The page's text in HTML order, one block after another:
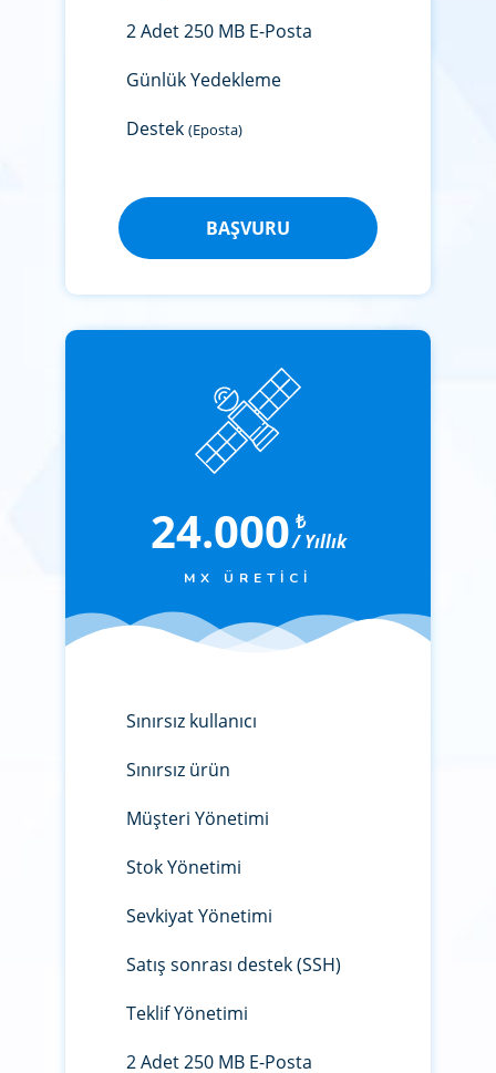
2 Adet 250 MB E-Posta
Günlük Yedekleme
Destek (Eposta)
BAŞVURU
24.000 ₺
/ Yıllık
MX ÜRETICI
Sınırsız kullanıcı
Sınırsız ürün
Müşteri Yönetimi
Stok Yönetimi
Sevkiyat Yönetimi
Satış sonrası destek (SSH)
Teklif Yönetimi
2 Adet 250 MB E-Posta